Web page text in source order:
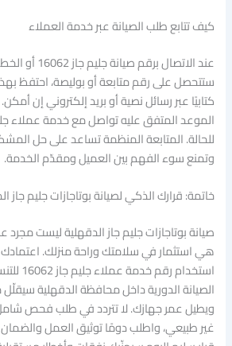
كيف تتابع طلب الصيانة عبر خدمة العملاء
ستتحصل على رقم متابعة أو بوليصة، احتفظ
كتابيًا عبر رسائل نصية أو بريد إلكتروني إن
الموعد المتفق عليه تواصل مع خدمة عملاء
للحالة. المتابعة المنظمة تساعد على حل
وتمنع سوء الفهم بين العميل ومقدّم الخدمة.
خاتمة: قرارك الذكي لصيانة بوتاجازات جليم جاز
صيانة بوتاجازات جليم جاز الدقهلية ليست مجرد
هي استثمار في سلامتك وراحة منزلك.
استخدام
الصيانة الدورية داخل محافظة الدقهلية
ويطيل عمر جهازك. لا تتردد في طلب فحص
غير طبيعي، واطلب دومًا توثيق العمل